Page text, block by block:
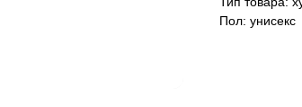
Пол: унисекс